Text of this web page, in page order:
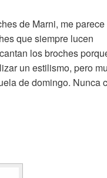
de Marni, me
que siempre lucen
los broches
un estilismo, pero
de domingo. Nunca